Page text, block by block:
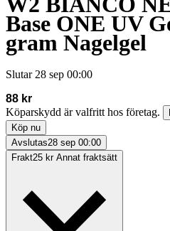
Base ONE UV
gram Nagelgel
Slutar 28 sep 00:00
88 kr
Köparskydd är valfritt hos företag.
Köp nu
Avslutas28 sep 00:00
Frakt25 kr Annat fraktsätt